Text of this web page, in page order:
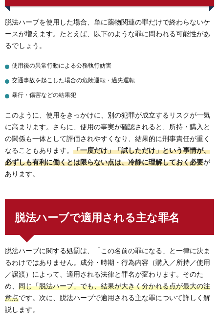
脱法ハーブを使用した場合、単に薬物関連の罪だけで終わらないケ
ースが増えます。たとえば、以下のような罪に問われる可能性があ
るでしょう。
使用後の異常行動による公務執行妨害
交通事故を起こした場合の危険運転・過失運転
暴行・傷害などの結果犯
このように、使用をきっかけに、別の犯罪が成立するリスクが一気
に高まります。さらに、使用の事実が確認されると、所持・購入と
の関係も一体として評価されやすくなり、結果的に刑事責任が重く
なることもあります。 「一度だけ」「試しただけ」という事情が、
必ずしも有利に働くとは限らない点は、冷静に理解しておく必要が
あります。
脱法ハーブで適用される主な罪名
脱法ハーブに関する処罰は、「この名前の罪になる」と一律に決ま
るわけではありません。成分・時期・行為内容（購入／所持／使用
／譲渡）によって、適用される法律と罪名が変わります。そのた
め、 同じ「脱法ハーブ」でも、結果が大きく分かれる点が最大の注
意点です。次に、脱法ハーブで適用される主な罪について詳しく解
説します。